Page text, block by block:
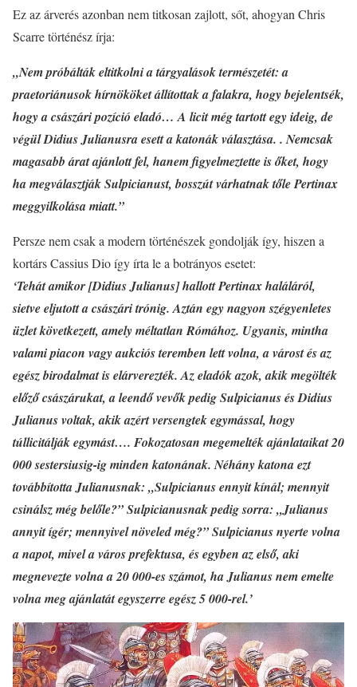
Ez az árverés azonban nem titkosan zajlott, sőt, ahogyan Chris
Scarre történész írja:
„Nem próbálták eltitkolni a tárgyalások természetét: a
praetoriánusok hírnököket állítottak a falakra, hogy bejelentsék,
hogy a császári pozíció eladó… A licit még tartott egy ideig, de
végül Didius Julianusra esett a katonák választása. . Nemcsak
magasabb árat ajánlott fel, hanem figyelmeztette is őket, hogy
ha megválasztják Sulpicianust, bosszút várhatnak tőle Pertinax
meggyilkolása miatt.”
Persze nem csak a modern történészek gondolják így, hiszen a
kortárs Cassius Dio így írta le a botrányos esetet:
‘Tehát amikor [Didius Julianus] hallott Pertinax haláláról,
sietve eljutott a császári trónig. Aztán egy nagyon szégyenletes
üzlet következett, amely méltatlan Rómához. Ugyanis, mintha
valami piacon vagy aukciós teremben lett volna, a várost és az
egész birodalmat is elárverezték. Az eladók azok, akik megölték
előző császárukat, a leendő vevők pedig Sulpicianus és Didius
Julianus voltak, akik azért versengtek egymással, hogy
túllicitálják egymást…. Fokozatosan megemelték ajánlataikat 20
000 sestersiusig-ig minden katonának. Néhány katona ezt
továbbította Julianusnak: „Sulpicianus ennyit kínál; mennyit
csinálsz még belőle?” Sulpicianusnak pedig sorra: „Julianus
annyit ígér; mennyivel növeled még?” Sulpicianus nyerte volna
a napot, mivel a város prefektusa, és egyben az első, aki
megnevezte volna a 20 000-es számot, ha Julianus nem emelte
volna meg ajánlatát egyszerre egész 5 000-rel.’